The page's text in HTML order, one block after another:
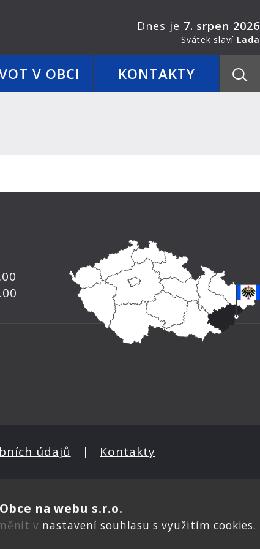
V OBCI KONTAKTY
Dnes je 7. srpen 2026
Svátek slaví Lada
údajů | Kontakty
Obce na webu s.r.o.
v nastavení souhlasu s využitím cookies.